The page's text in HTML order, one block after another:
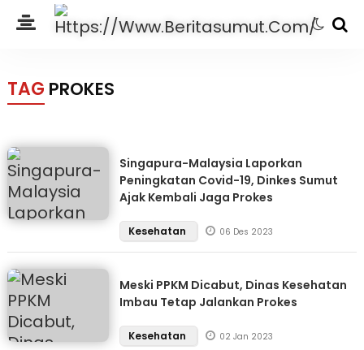
TAG PROKES
Singapura-Malaysia Laporkan
Peningkatan Covid-19, Dinkes Sumut
Ajak Kembali Jaga Prokes
Kesehatan 06 Des 2023
Meski PPKM Dicabut, Dinas Kesehatan
Imbau Tetap Jalankan Prokes
Kesehatan 02 Jan 2023